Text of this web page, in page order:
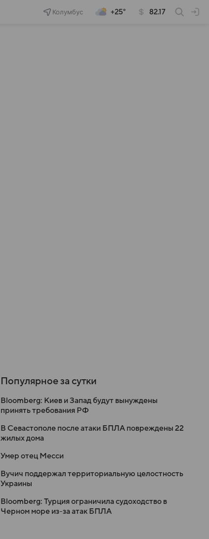
Колумбус +25° 82.17
Популярное за сутки
Bloomberg: Киев и Запад будут вынуждены
принять требования РФ
В Севастополе после атаки БПЛА повреждены 22
жилых дома
Умер отец Месси
Вучич поддержал территориальную целостность
Украины
Bloomberg: Турция ограничила судоходство в
Черном море из-за атак БПЛА